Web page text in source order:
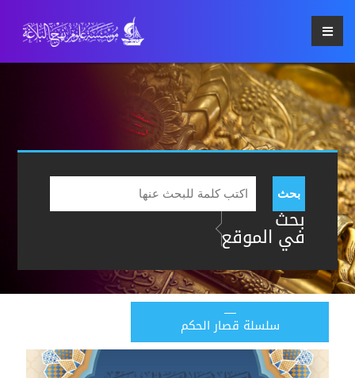
بحث
بحث
في الموقع
سلسلة قصار الحكم